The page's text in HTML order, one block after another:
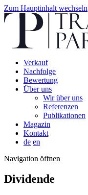
Zum Hauptinhalt wechseln
Verkauf
Nachfolge
Bewertung
Über uns
Wir über uns
Referenzen
Publikationen
Magazin
Kontakt
de en
Navigation öffnen
Dividende